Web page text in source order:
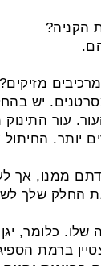
מזיקים?
יש
עור
החיתול
אך לעולם
שלך
יגן